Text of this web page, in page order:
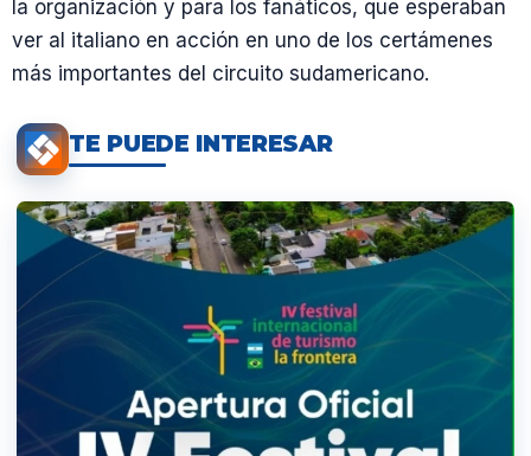
la organización y para los fanáticos, que esperaban
ver al italiano en acción en uno de los certámenes
más importantes del circuito sudamericano.
TE PUEDE INTERESAR